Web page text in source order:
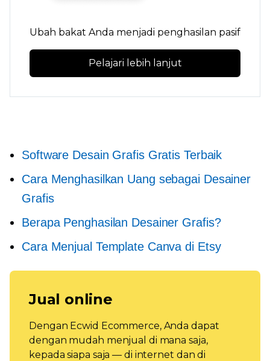
Ubah bakat Anda menjadi penghasilan pasif
Pelajari lebih lanjut
Software Desain Grafis Gratis Terbaik
Cara Menghasilkan Uang sebagai Desainer
Grafis
Berapa Penghasilan Desainer Grafis?
Cara Menjual Template Canva di Etsy
Jual online
Dengan Ecwid Ecommerce, Anda dapat
dengan mudah menjual di mana saja,
kepada siapa saja — di internet dan di